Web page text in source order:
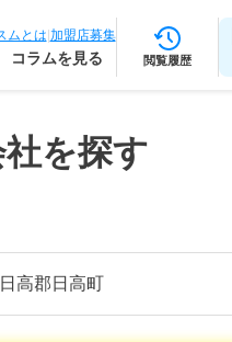
ムとは|加盟店募集
コラムを見る 閲覧履歴
を探す
日高郡日高町